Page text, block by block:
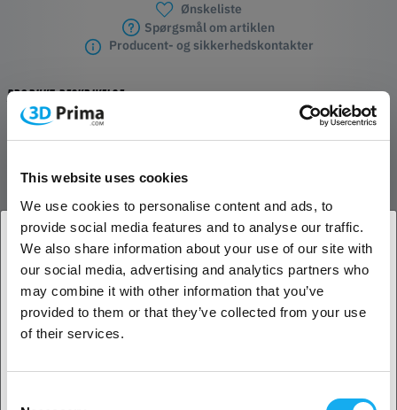
This website uses cookies
We use cookies to personalise content and ads, to
provide social media features and to analyse our traffic.
We also share information about your use of our site with
our social media, advertising and analytics partners who
may combine it with other information that you’ve
provided to them or that they’ve collected from your use
of their services.
Ønskeliste
Spørgsmål om artiklen
Producent- og sikkerhedskontakter
PRODUKT BESKRIVELSE
Takket være RFID-tag-systemet er DF Wash i stand til at anvende de
passende vaskeindstillinger til hvert materiale. DF Wash skiller sig
ud med sin effektive væskestyring, automatiske rengøring og
tømning og meget nemme vedligeholdelse.
DF Wash udfører grundig rengøring ved hjælp af to turbiner, en
simulering af håndvask og et lufttørringssystem med to blæsere.
Enheden har en 14-liters tank, en maksimal vaskevolumen på 200 x
elektrisk hævertpumpe, en vaskekurv, et system til bortskaffelse af
1. Er du erhvervskunde eller privatkunde?
Erhvervskunde
Privat kunde